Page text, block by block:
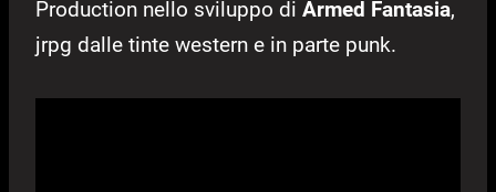
Production nello sviluppo di Armed Fantasia,
jrpg dalle tinte western e in parte punk.